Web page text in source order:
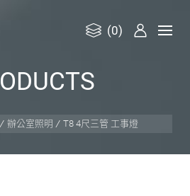
(0)
ODUCTS
辦公室照明 T8 4尺三管 工事燈